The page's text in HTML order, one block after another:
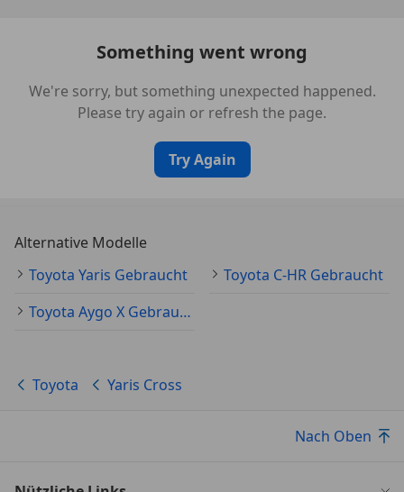
Something went wrong
We're sorry, but something unexpected happened.
Please try again or refresh the page.
Try Again
Alternative Modelle
Toyota Yaris Gebraucht
Toyota C-HR Gebraucht
Toyota Aygo X Gebraucht
Toyota Yaris Cross
Nach Oben